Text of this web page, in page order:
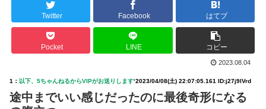
Twitter Facebook はてブ
Pocket LINE コピー
2023.08.04
1： 以下、5ちゃんねるからVIPがお送りします‘2023/04/08(土) 22:07:05.161 ID:j27j9lVrd
途中までいい感じだったのに最後奇形になる